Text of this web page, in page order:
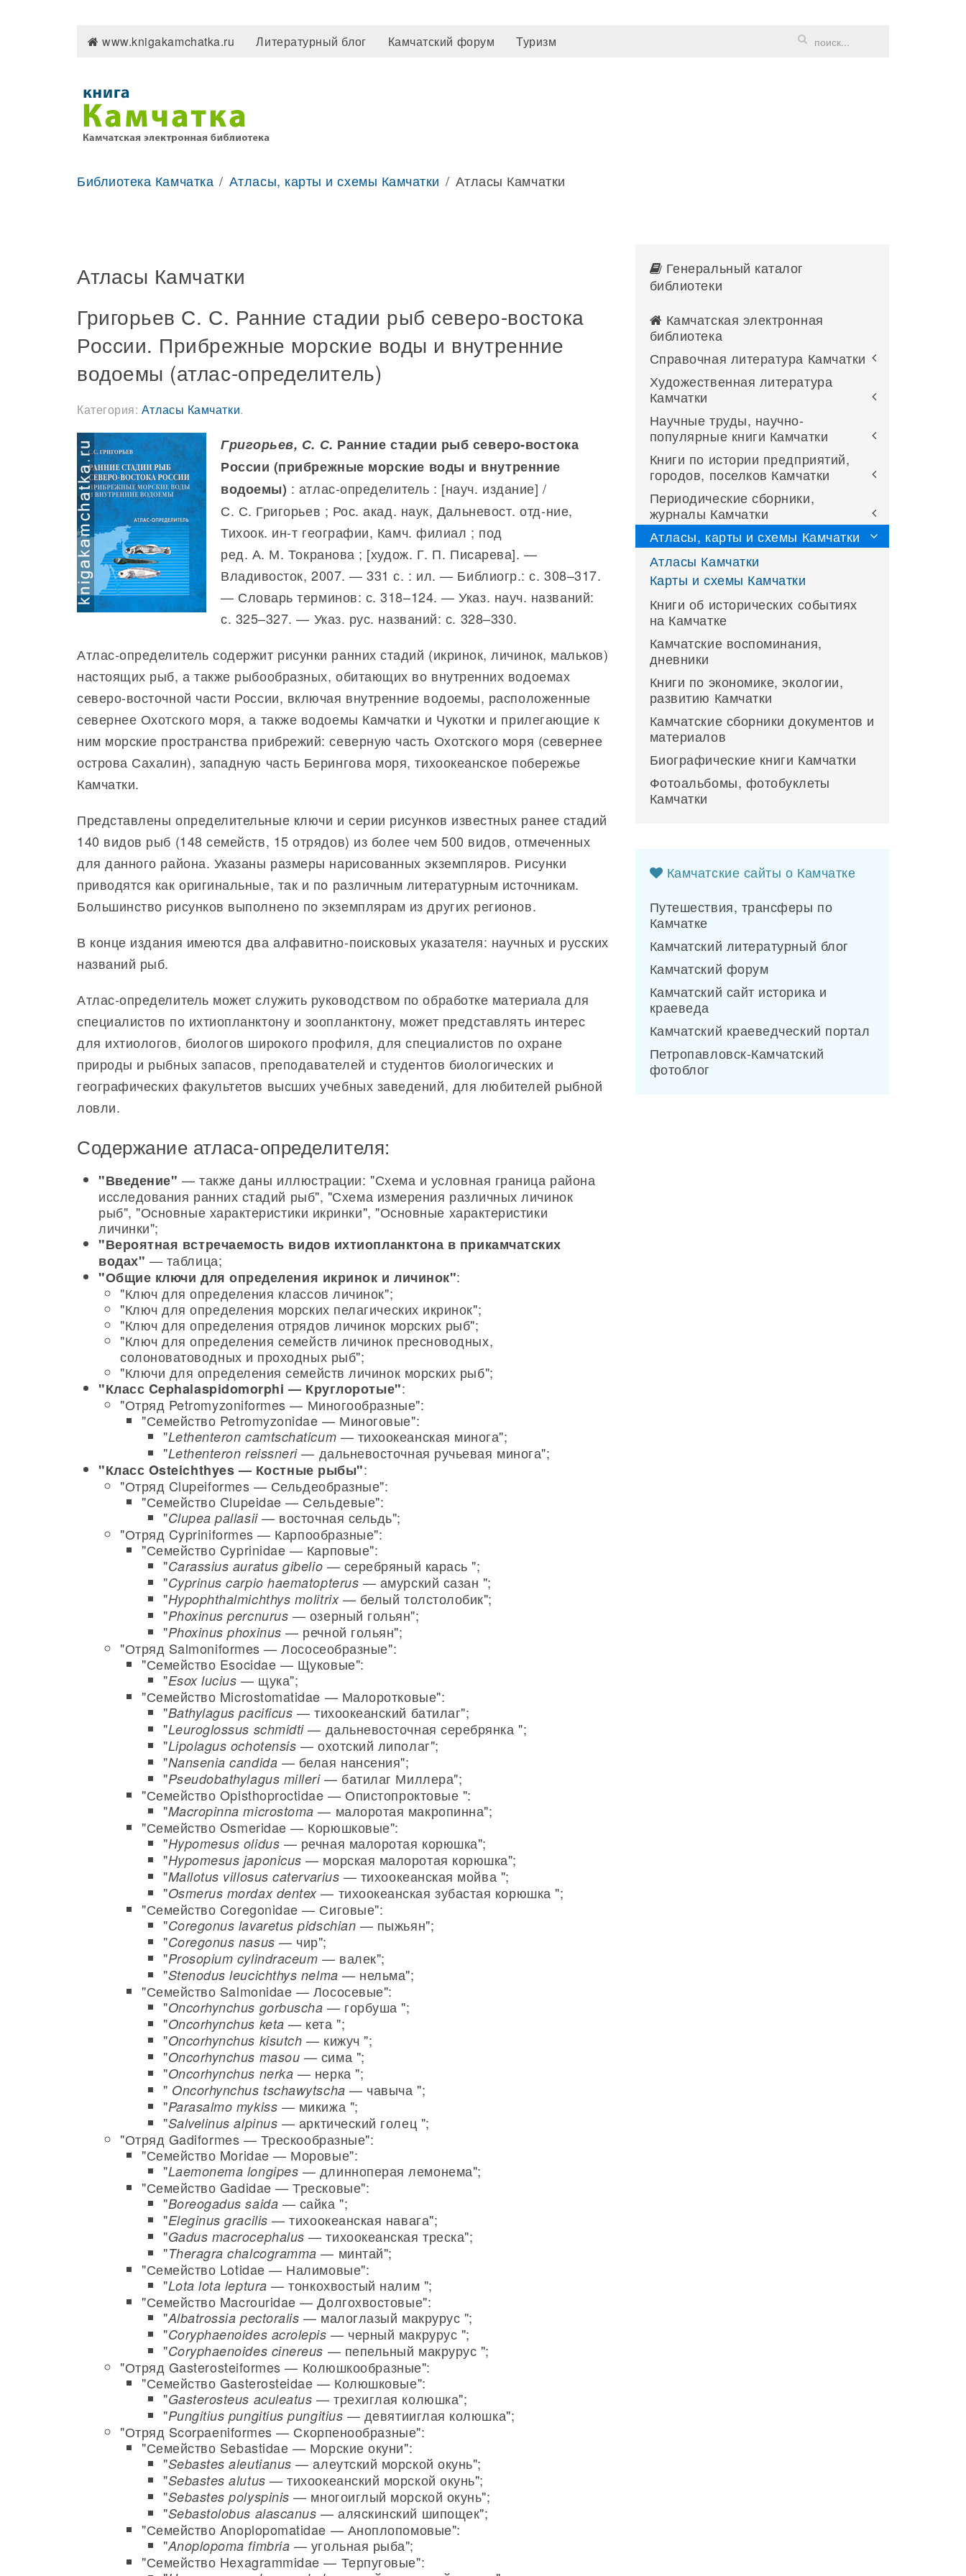
www.knigakamchatka.ru Литературный блог Камчатский форум Туризм
Библиотека Камчатка Атласы, карты и схемы Камчатки Атласы Камчатки
Атласы Камчатки
Григорьев С. С. Ранние стадии рыб северо-востока
России. Прибрежные морские воды и внутренние
водоемы (атлас-определитель)
Категория: Атласы Камчатки.
Григорьев, С. С. Ранние стадии рыб северо-востока
России (прибрежные морские воды и внутренние
водоемы) : атлас-определитель : [науч. издание] /
С. С. Григорьев ; Рос. акад. наук, Дальневост. отд-ние,
Тихоок. ин-т географии, Камч. филиал ; под
ред. А. М. Токранова ; [худож. Г. П. Писарева]. —
Владивосток, 2007. — 331 с. : ил. — Библиогр.: с. 308–317.
— Словарь терминов: с. 318–124. — Указ. науч. названий:
с. 325–327. — Указ. рус. названий: с. 328–330.
Атлас-определитель содержит рисунки ранних стадий (икринок, личинок, мальков)
настоящих рыб, а также рыбообразных, обитающих во внутренних водоемах
северо-восточной части России, включая внутренние водоемы, расположенные
севернее Охотского моря, а также водоемы Камчатки и Чукотки и прилегающие к
ним морские пространства прибрежий: северную часть Охотского моря (севернее
острова Сахалин), западную часть Берингова моря, тихоокеанское побережье
Камчатки.
Представлены определительные ключи и серии рисунков известных ранее стадий
140 видов рыб (148 семейств, 15 отрядов) из более чем 500 видов, отмеченных
для данного района. Указаны размеры нарисованных экземпляров. Рисунки
приводятся как оригинальные, так и по различным литературным источникам.
Большинство рисунков выполнено по экземплярам из других регионов.
В конце издания имеются два алфавитно-поисковых указателя: научных и русских
названий рыб.
Атлас-определитель может служить руководством по обработке материала для
специалистов по ихтиопланктону и зоопланктону, может представлять интерес
для ихтиологов, биологов широкого профиля, для специалистов по охране
природы и рыбных запасов, преподавателей и студентов биологических и
географических факультетов высших учебных заведений, для любителей рыбной
ловли.
Содержание атласа-определителя:
"Введение" — также даны иллюстрации: "Схема и условная граница района
исследования ранних стадий рыб", "Схема измерения различных личинок
рыб", "Основные характеристики икринки", "Основные характеристики
личинки";
"Вероятная встречаемость видов ихтиопланктона в прикамчатских
водах" — таблица;
"Общие ключи для определения икринок и личинок":
"Ключ для определения классов личинок";
"Ключ для определения морских пелагических икринок";
"Ключ для определения отрядов личинок морских рыб";
"Ключ для определения семейств личинок пресноводных,
солоноватоводных и проходных рыб";
"Ключи для определения семейств личинок морских рыб";
"Класс Cephalaspidomorphi — Круглоротые":
"Отряд Petromyzoniformes — Миногообразные":
"Семейство Petromyzonidae — Миноговые":
"Lethenteron camtschaticum — тихоокеанская минога";
"Lethenteron reissneri— дальневосточная ручьевая минога";
"Класс Osteichthyes — Костные рыбы":
"Отряд Clupeiformes — Сельдеобразные":
"Семейство Clupeidae — Сельдевые":
"Clupea pallasii— восточная сельдь";
"Отряд Cypriniformes — Карпообразные":
"Семейство Cyprinidae — Карповые":
"Carassius auratus gibelio — серебряный карась ";
"Cyprinus carpio haematopterus — амурский сазан ";
"Hypophthalmichthys molitrix— белый толстолобик";
"Phoxinus percnurus — озерный гольян";
"Phoxinus phoxinus — речной гольян";
"Отряд Salmoniformes — Лососеобразные":
"Семейство Esocidae — Щуковые":
"Esox lucius — щука";
"Семейство Microstomatidae — Малоротковые":
"Bathylagus pacificus — тихоокеанский батилаг";
"Leuroglossus schmidti— дальневосточная серебрянка ";
"Lipolagus ochotensis — охотский липолаг";
"Nansenia candida — белая нансения";
"Pseudobathylagus milleri— батилаг Миллера";
"Семейство Opisthoproctidae — Опистопроктовые ":
"Macropinna microstoma — малоротая макропинна";
"Семейство Osmeridae — Корюшковые":
"Hypomesus olidus — речная малоротая корюшка";
"Hypomesus japonicus — морская малоротая корюшка";
"Mallotus villosus catervarius — тихоокеанская мойва ";
"Osmerus mordax dentex— тихоокеанская зубастая корюшка ";
"Семейство Coregonidae — Сиговые":
"Coregonus lavaretus pidschian — пыжьян";
"Coregonus nasus — чир";
"Prosopium cylindraceum — валек";
"Stenodus leucichthys nelma — нельма";
"Семейство Salmonidae — Лососевые":
"Oncorhynchus gorbuscha — горбуша ";
"Oncorhynchus keta — кета ";
"Oncorhynchus kisutch — кижуч ";
"Oncorhynchus masou — сима ";
"Oncorhynchus nerka — нерка ";
" Oncorhynchus tschawytscha — чавыча ";
"Parasalmo mykiss — микижа ";
"Salvelinus alpinus — арктический голец ";
"Отряд Gadiformes — Трескообразные":
"Семейство Moridae — Моровые":
"Laemonema longipes — длинноперая лемонема";
"Семейство Gadidae — Тресковые":
"Boreogadus saida — сайка ";
"Eleginus gracilis — тихоокеанская навага";
"Gadus macrocephalus — тихоокеанская треска";
"Theragra chalcogramma — минтай";
"Семейство Lotidae — Налимовые":
"Lota lota leptura — тонкохвостый налим ";
"Семейство Macrouridae — Долгохвостовые":
"Albatrossia pectoralis — малоглазый макрурус ";
"Coryphaenoides acrolepis — черный макрурус ";
"Coryphaenoides cinereus — пепельный макрурус ";
"Отряд Gasterosteiformes — Колюшкообразные":
"Семейство Gasterosteidae — Колюшковые":
"Gasterosteus aculeatus — трехиглая колюшка";
"Pungitius pungitius pungitius — девятииглая колюшка";
"Отряд Scorpaeniformes — Скорпенообразные":
"Семейство Sebastidae — Морские окуни":
"Sebastes aleutianus — алеутский морской окунь";
"Sebastes alutus — тихоокеанский морской окунь";
"Sebastes polyspinis — многоиглый морской окунь";
"Sebastolobus alascanus — аляскинский шипощек";
"Семейство Anoplopomatidae — Аноплопомовые":
"Anoplopoma fimbria — угольная рыба";
"Семейство Hexagrammidae — Терпуговые":
Генеральный каталог
библиотеки
Камчатская электронная
библиотека
Справочная литература Камчатки
Художественная литература
Камчатки
Научные труды, научно-
популярные книги Камчатки
Книги по истории предприятий,
городов, поселков Камчатки
Периодические сборники,
журналы Камчатки
Атласы, карты и схемы Камчатки
Атласы Камчатки
Карты и схемы Камчатки
Книги об исторических событиях
на Камчатке
Камчатские воспоминания,
дневники
Книги по экономике, экологии,
развитию Камчатки
Камчатские сборники документов и
материалов
Биографические книги Камчатки
Фотоальбомы, фотобуклеты
Камчатки
Камчатские сайты о Камчатке
Путешествия, трансферы по
Камчатке
Камчатский литературный блог
Камчатский форум
Камчатский сайт историка и
краеведа
Камчатский краеведческий портал
Петропавловск-Камчатский
фотоблог